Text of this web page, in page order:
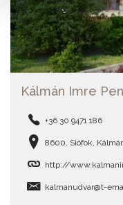
Kálmán Imre
+36 30 9471 186
8600, Siófok,
http://
kalmanudvar@t-